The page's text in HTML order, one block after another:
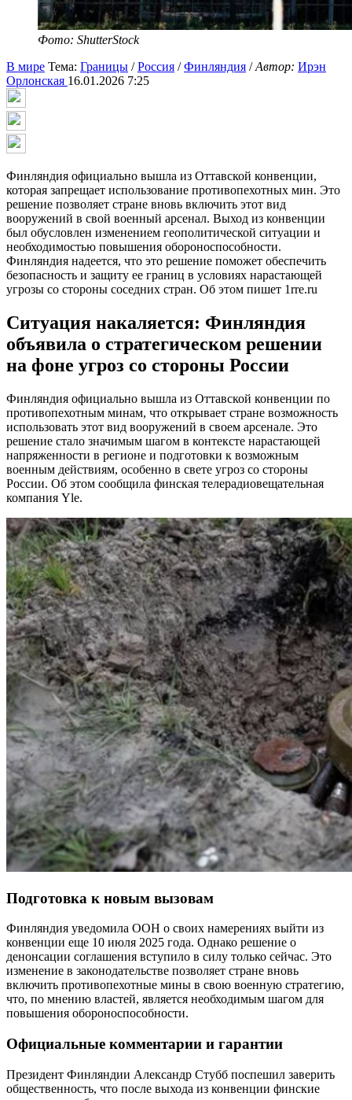
Фото: ShutterStock
В мире Тема: Границы /Россия /Финляндия /Автор: Ирэн
Орлонская 16.01.2026 7:25
Финляндия официально вышла из Оттавской конвенции,
которая запрещает использование противопехотных мин. Это
решение позволяет стране вновь включить этот вид
вооружений в свой военный арсенал. Выход из конвенции
был обусловлен изменением геополитической ситуации и
необходимостью повышения обороноспособности.
Финляндия надеется, что это решение поможет обеспечить
безопасность и защиту ее границ в условиях нарастающей
угрозы со стороны соседних стран. Об этом пишет 1rre.ru
Ситуация накаляется: Финляндия
объявила о стратегическом решении
на фоне угроз со стороны России
Финляндия официально вышла из Оттавской конвенции по
противопехотным минам, что открывает стране возможность
использовать этот вид вооружений в своем арсенале. Это
решение стало значимым шагом в контексте нарастающей
напряженности в регионе и подготовки к возможным
военным действиям, особенно в свете угроз со стороны
России. Об этом сообщила финская телерадиовещательная
компания Yle.
Подготовка к новым вызовам
Финляндия уведомила ООН о своих намерениях выйти из
конвенции еще 10 июля 2025 года. Однако решение о
денонсации соглашения вступило в силу только сейчас. Это
изменение в законодательстве позволяет стране вновь
включить противопехотные мины в свою военную стратегию,
что, по мнению властей, является необходимым шагом для
повышения обороноспособности.
Официальные комментарии и гарантии
Президент Финляндии Александр Стубб поспешил заверить
общественность, что после выхода из конвенции финские